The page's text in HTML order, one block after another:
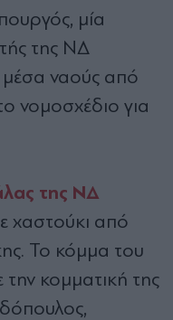
μία
της ΝΔ
μέσα ναούς από
νομοσχέδιο για
της ΝΔ
χαστούκι από
Το κόμμα του
κομματική της